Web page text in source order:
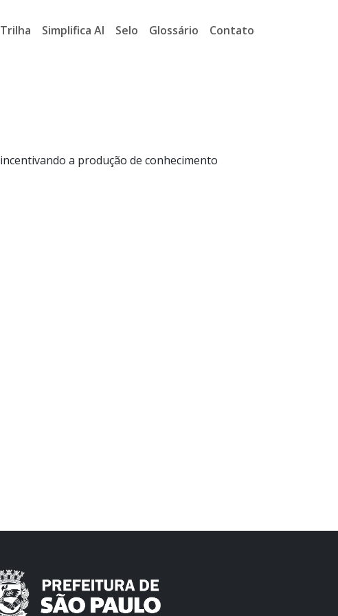
Trilha Simplifica AI Selo Glossário Contato
a produção de conhecimento